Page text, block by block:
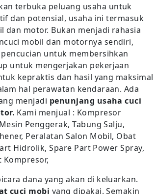
terbuka peluang usaha untuk
dan potensial, usaha ini termasuk
dan motor. Bukan menjadi rahasia
mobil dan motornya sendiri,
untuk membersihkan
untuk mengerjakan pekerjaan
kepraktis dan hasil yang maksimal
hal perawatan kendaraan. Ada
menjadi penunjang usaha cuci
Kami menjual : Kompresor
Penggerak, Tabung Salju,
Peralatan Salon Mobil, Obat
Hidrolik, Spare Part Power Spray,
Kompresor,
dana yang akan di keluarkan.
cuci mobi yang dipakai. Semakin